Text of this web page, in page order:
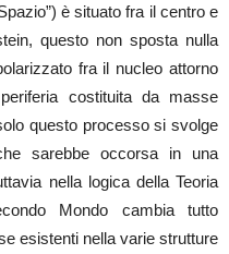
è situato fra il centro e
questo non sposta nulla
fra il nucleo attorno
costituita da masse
questo processo si svolge
sarebbe occorsa in una
nella logica della Teoria
Mondo cambia tutto
esistenti nella varie strutture